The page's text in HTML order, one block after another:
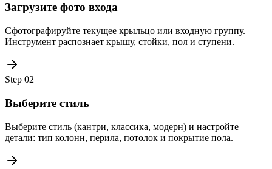
Загрузите фото входа
Сфотографируйте текущее крыльцо или входную группу.
Инструмент распознает крышу, стойки, пол и ступени.
Step 02
Выберите стиль
Выберите стиль (кантри, классика, модерн) и настройте
детали: тип колонн, перила, потолок и покрытие пола.